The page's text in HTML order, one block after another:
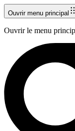
Ouvrir menu principal
Ouvrir le menu